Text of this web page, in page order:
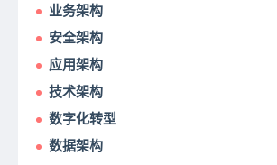
业务架构
安全架构
应用架构
技术架构
数字化转型
数据架构